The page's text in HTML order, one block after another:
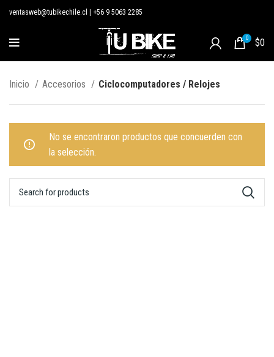
ventasweb@tubikechile.cl +56 9 5063 2285
0 $0
Inicio Accesorios Ciclocomputadores / Relojes
No se encontraron productos que concuerden con
la selección.